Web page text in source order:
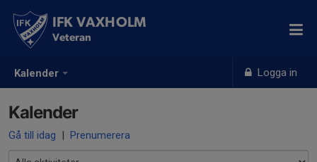
Kalender Logga in
IFK VAXHOLM
Veteran
Kalender
Gå till idag | Prenumerera